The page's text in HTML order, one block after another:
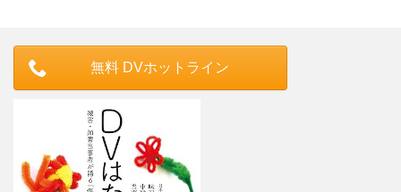
無料 DVホットライン